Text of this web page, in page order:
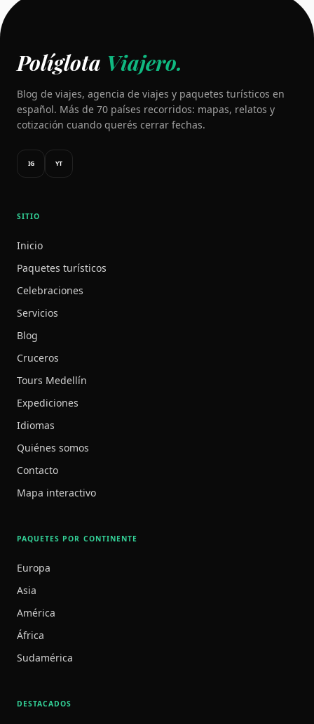
Políglota Viajero.
Blog de viajes, agencia de viajes y paquetes turísticos en
español. Más de 70 países recorridos: mapas, relatos y
cotización cuando querés cerrar fechas.
IG YT
SITIO
Inicio
Paquetes turísticos
Celebraciones
Servicios
Blog
Cruceros
Tours Medellín
Expediciones
Idiomas
Quiénes somos
Contacto
Mapa interactivo
PAQUETES POR CONTINENTE
Europa
Asia
América
África
Sudamérica
DESTACADOS